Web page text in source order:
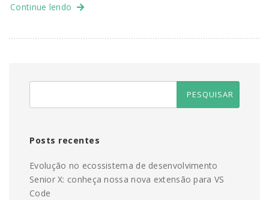
Continue lendo
Posts recentes
Evolução no ecossistema de desenvolvimento
Senior X: conheça nossa nova extensão para VS
Code